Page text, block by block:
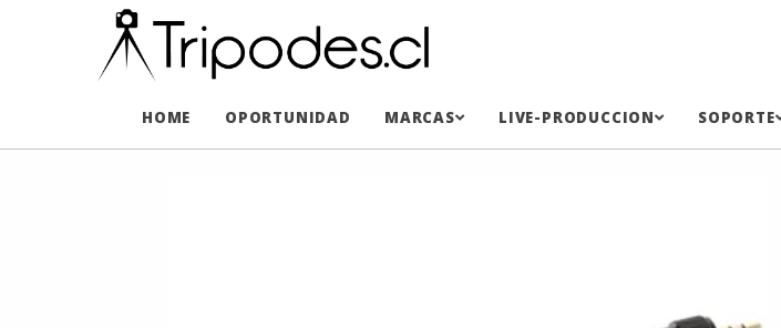
HOME OPORTUNIDAD MARCAS LIVE-PRODUCCION SOPORTE